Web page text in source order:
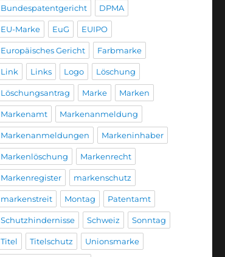
Bundespatentgericht DPMA
EU-Marke EuG EUIPO
Europäisches Gericht Farbmarke
Link Links Logo Löschung
Löschungsantrag Marke Marken
Markenamt Markenanmeldung
Markenanmeldungen Markeninhaber
Markenlöschung Markenrecht
Markenregister markenschutz
markenstreit Montag Patentamt
Schutzhindernisse Schweiz Sonntag
Titel Titelschutz Unionsmarke